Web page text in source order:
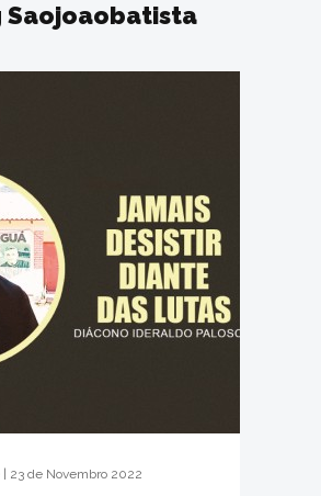
Saojoaobatista
23 de Novembro 2022